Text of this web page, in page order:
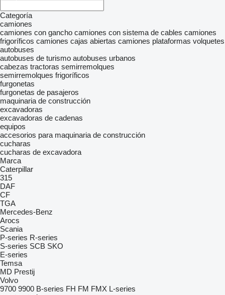
Categoría
camiones
camiones con gancho camiones con sistema de cables camiones
frigoríficos camiones cajas abiertas camiones plataformas volquetes
autobuses
autobuses de turismo autobuses urbanos
cabezas tractoras semirremolques
semirremolques frigoríficos
furgonetas
furgonetas de pasajeros
maquinaria de construcción
excavadoras
excavadoras de cadenas
equipos
accesorios para maquinaria de construcción
cucharas
cucharas de excavadora
Marca
Caterpillar
315
DAF
CF
TGA
Mercedes-Benz
Arocs
Scania
P-series R-series
S-series SCB SKO
E-series
Temsa
MD Prestij
Volvo
9700 9900 B-series FH FM FMX L-series